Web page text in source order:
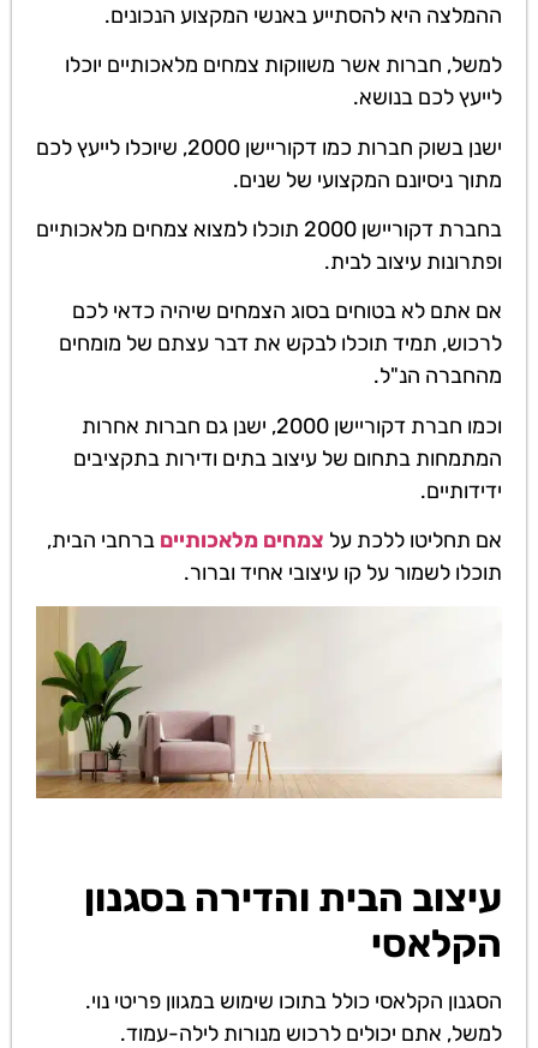
ההמלצה היא להסתייע באנשי המקצוע הנכונים.
למשל, חברות אשר משווקות צמחים מלאכותיים יוכלו
לייעץ לכם בנושא.
ישנן בשוק חברות כמו דקוריישן 2000, שיוכלו לייעץ לכם
מתוך ניסיונם המקצועי של שנים.
בחברת דקוריישן 2000 תוכלו למצוא צמחים מלאכותיים
ופתרונות עיצוב לבית.
אם אתם לא בטוחים בסוג הצמחים שיהיה כדאי לכם
לרכוש, תמיד תוכלו לבקש את דבר עצתם של מומחים
מהחברה הנ"ל.
וכמו חברת דקוריישן 2000, ישנן גם חברות אחרות
המתמחות בתחום של עיצוב בתים ודירות בתקציבים
ידידותיים.
אם תחליטו ללכת על צמחים מלאכותיים ברחבי הבית,
תוכלו לשמור על קו עיצובי אחיד וברור.
עיצוב הבית והדירה בסגנון
הקלאסי
הסגנון הקלאסי כולל בתוכו שימוש במגוון פריטי נוי.
למשל, אתם יכולים לרכוש מנורות לילה-עמוד.